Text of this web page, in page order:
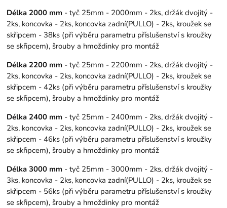
Délka 2000 mm - tyč 25mm - 2000mm - 2ks, držák dvojitý -
2ks, koncovka - 2ks, koncovka zadní(PULLO) - 2ks, kroužek se
skřipcem - 38ks (při výběru parametru příslušenství s kroužky
se skřipcem), šrouby a hmoždinky pro montáž
Délka 2200 mm - tyč 25mm - 2200mm - 2ks, držák dvojitý -
2ks, koncovka - 2ks, koncovka zadní(PULLO) - 2ks, kroužek se
skřipcem - 42ks (při výběru parametru příslušenství s kroužky
se skřipcem), šrouby a hmoždinky pro montáž
Délka 2400 mm - tyč 25mm - 2400mm - 2ks, držák dvojitý -
2ks, koncovka - 2ks, koncovka zadní(PULLO) - 2ks, kroužek se
skřipcem - 46ks (při výběru parametru příslušenství s kroužky
se skřipcem), šrouby a hmoždinky pro montáž
Délka 3000 mm - tyč 25mm - 3000mm - 2ks, držák dvojitý -
3ks, koncovka - 2ks, koncovka zadní(PULLO) - 2ks, kroužek se
skřipcem - 56ks (při výběru parametru příslušenství s kroužky
se skřipcem), šrouby a hmoždinky pro montáž